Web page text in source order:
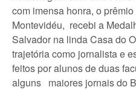
com imensa honra, o
Montevidéu, recebi a
Salvador na linda Casa do
trajetória como jornalista e
feitos por alunos de duas
alguns maiores jornais do